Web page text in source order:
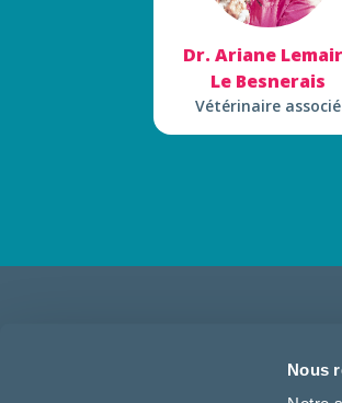
Nous
Dr. Ariane
Le Besnerais
Vétérinaire associé